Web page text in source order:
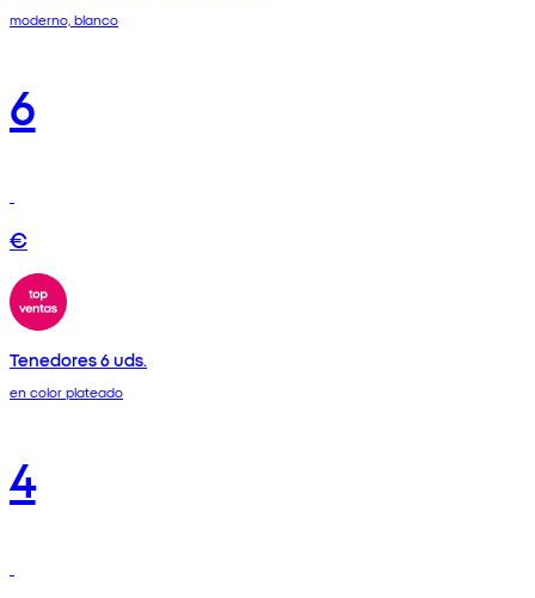
moderno, blanco
6
€
Tenedores 6 uds.
en color plateado
4